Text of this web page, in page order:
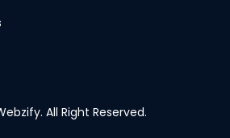
All Right Reserved.